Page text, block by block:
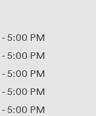
- 5:00 PM
- 5:00 PM
- 5:00 PM
- 5:00 PM
- 5:00 PM